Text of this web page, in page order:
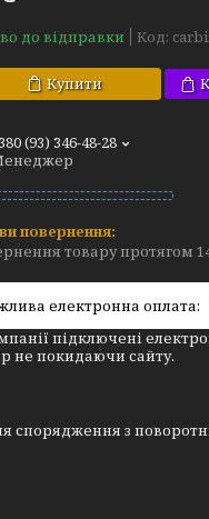
до відправки Код:
Купити
(93) 346-48-28
товару протягом
підключені
не покидаючи сайту.
спорядження з